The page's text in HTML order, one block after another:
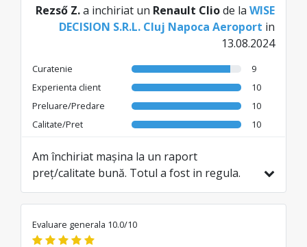
Rezső Z.a inchiriat un Renault Cliode la WISE
DECISION S.R.L. Cluj Napoca Aeroport in
13.08.2024
Curatenie
9
Experienta client
10
Preluare/Predare
10
Calitate/Pret
10
Am închiriat mașina la un raport
preț/calitate bună. Totul a fost in regula.
Am preluat și predat mașina foarte ușor și
rapid. Recomand
Evaluare generala 10.0/10